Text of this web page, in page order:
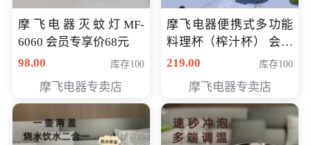
摩飞电器灭蚊灯MF-
6060 会员专享价68元
98.00
库存100
摩飞电器专卖店
摩飞电器便携式多功能
料理杯（榨汁杯） 会员
专享价118元
219.00 库存100
摩飞电器专卖店